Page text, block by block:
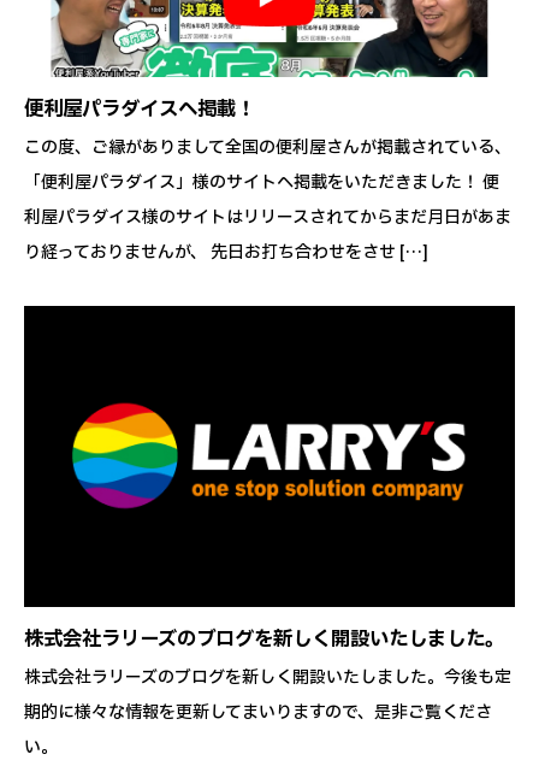
便利屋パラダイスへ掲載！
この度、ご縁がありまして全国の便利屋さんが掲載されている、
「便利屋パラダイス」様のサイトへ掲載をいただきました！ 便
利屋パラダイス様のサイトはリリースされてからまだ月日があま
り経っておりませんが、 先日お打ち合わせをさせ […]
株式会社ラリーズのブログを新しく開設いたしました。
株式会社ラリーズのブログを新しく開設いたしました。今後も定
期的に様々な情報を更新してまいりますので、是非ご覧くださ
い。